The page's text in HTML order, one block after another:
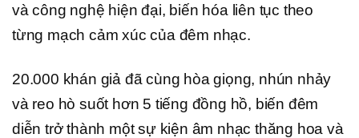
và công nghệ hiện đại, biến hóa liên tục theo
từng mạch cảm xúc của đêm nhạc.
20.000 khán giả đã cùng hòa giọng, nhún nhảy
và reo hò suốt hơn 5 tiếng đồng hồ, biến đêm
diễn trở thành một sự kiện âm nhạc thăng hoa và